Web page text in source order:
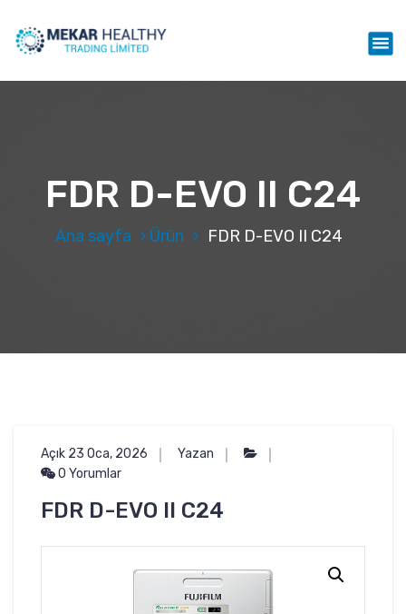
Mekar Healthy Trading LTD
FDR D-EVO II C24
Ana sayfa Ürün FDR D-EVO II C24
Açık 23 Oca, 2026
Yazan
0 Yorumlar
FDR D-EVO II C24